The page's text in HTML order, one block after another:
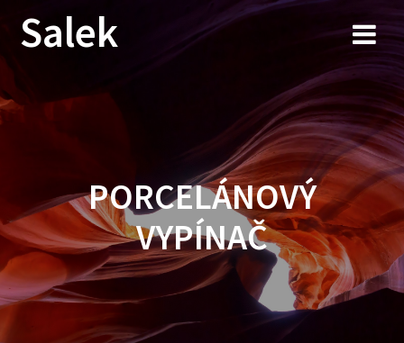
Przejdź
do
Salek
PORCELÁNOVÝ
VYPÍNAČ